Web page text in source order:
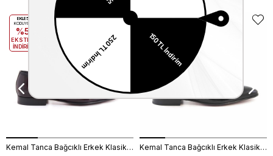
Kemal Tanca Bağcıklı Erkek Klasik Ayakkabı 700
EKLE5
KODUYLA
%5
EKSTRA
İNDİRİM
Kemal Tanca Bağcıklı Erkek Klasik Ayakkabı 700
EKLE5
%5
EKSTRA
İNDİRİM